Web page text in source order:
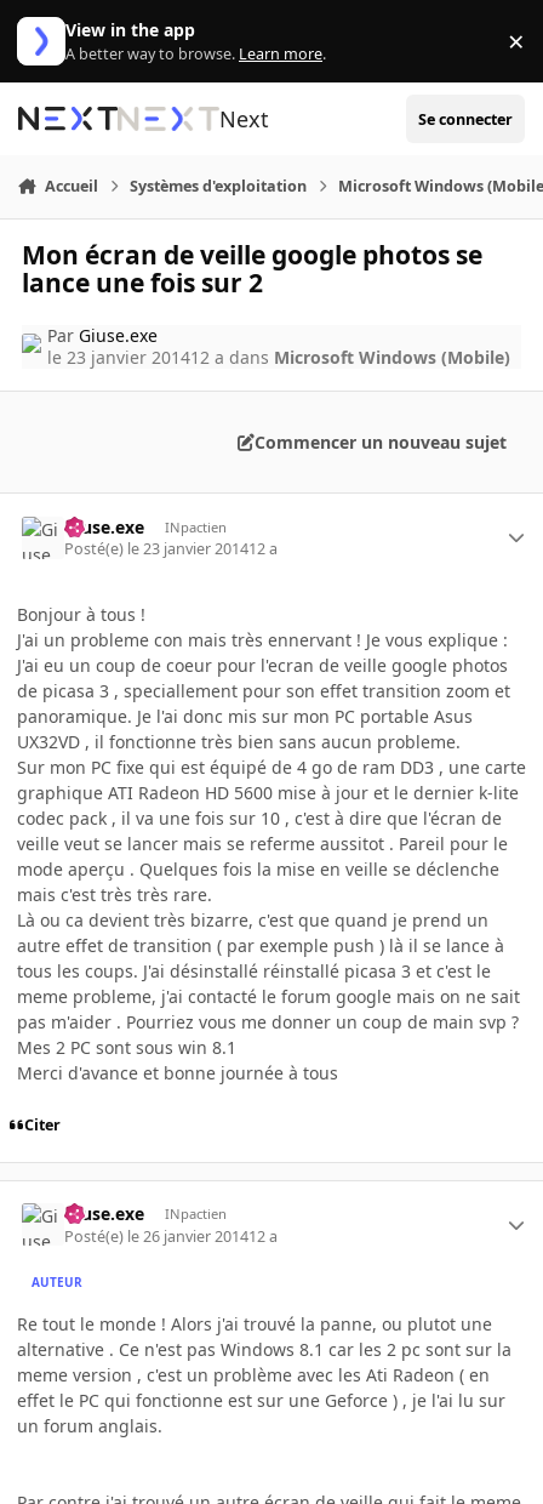
Aller au contenu
View in the app
A better way to browse. Learn more. ×
Next Se connecter
Accueil Systèmes d'exploitation Microsoft Windows
Mon écran de veille google photos se
lance une fois sur 2
Par Giuse.exe
le 23 janvier 201412 a dans Microsoft Windows (Mobile)
Commencer un nouveau sujet
Giuse.exe INpactien
Posté(e) le 23 janvier 201412 a
Bonjour à tous !
J'ai un probleme con mais très ennervant ! Je vous explique :
J'ai eu un coup de coeur pour l'ecran de veille google photos
de picasa 3 , speciallement pour son effet transition zoom et
panoramique. Je l'ai donc mis sur mon PC portable Asus
UX32VD , il fonctionne très bien sans aucun probleme.
Sur mon PC fixe qui est équipé de 4 go de ram DD3 , une carte
graphique ATI Radeon HD 5600 mise à jour et le dernier k-lite
codec pack , il va une fois sur 10 , c'est à dire que l'écran de
veille veut se lancer mais se referme aussitot . Pareil pour le
mode aperçu . Quelques fois la mise en veille se déclenche
mais c'est très très rare.
Là ou ca devient très bizarre, c'est que quand je prend un
autre effet de transition ( par exemple push ) là il se lance à
tous les coups. J'ai désinstallé réinstallé picasa 3 et c'est le
meme probleme, j'ai contacté le forum google mais on ne sait
pas m'aider . Pourriez vous me donner un coup de main svp ?
Mes 2 PC sont sous win 8.1
Merci d'avance et bonne journée à tous
Citer
Giuse.exe INpactien
Posté(e) le 26 janvier 201412 a
AUTEUR
Re tout le monde ! Alors j'ai trouvé la panne, ou plutot une
alternative . Ce n'est pas Windows 8.1 car les 2 pc sont sur la
meme version , c'est un problème avec les Ati Radeon ( en
effet le PC qui fonctionne est sur une Geforce ) , je l'ai lu sur
un forum anglais.